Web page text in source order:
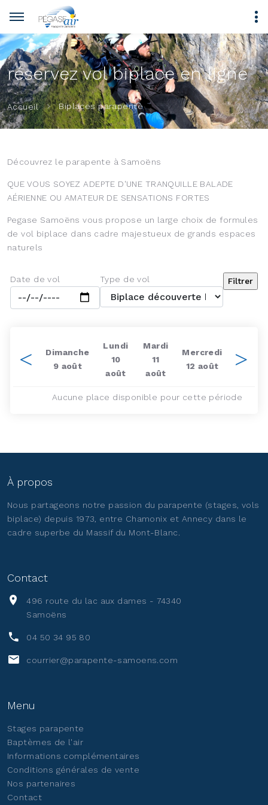
réservez vol biplace en ligne
Accueil Biplaces parapente
Découvrez le parapente à Samoëns
QUE VOUS SOYEZ ADEPTE D'UNE TRANQUILLE BALADE
AÉRIENNE OU AMATEUR DE SENSATIONS FORTES
Pegase Samoëns vous propose un large choix de formules
de vol biplace dans cadre majestueux de grands espaces
naturels
Date de vol Type de vol
Dimanche
9 août
Lundi
10
août
Mardi
11
août
Mercredi
12 août
Aucune place disponible pour cette période
À propos
Nous partageons notre passion du parapente (stages, vols
biplace) depuis 1973, entre Chamonix et Annecy dans le
cadre superbe du Massif du Mont-Blanc.
Contact
496 route du lac aux dames - 74340
Samoëns
04 50 34 95 80
courrier@parapente-samoens.com
Menu
Stages parapente
Baptèmes de l'air
Informations complémentaires
Conditions générales de vente
Nos partenaires
Contact
Panneau de gestion des cookies